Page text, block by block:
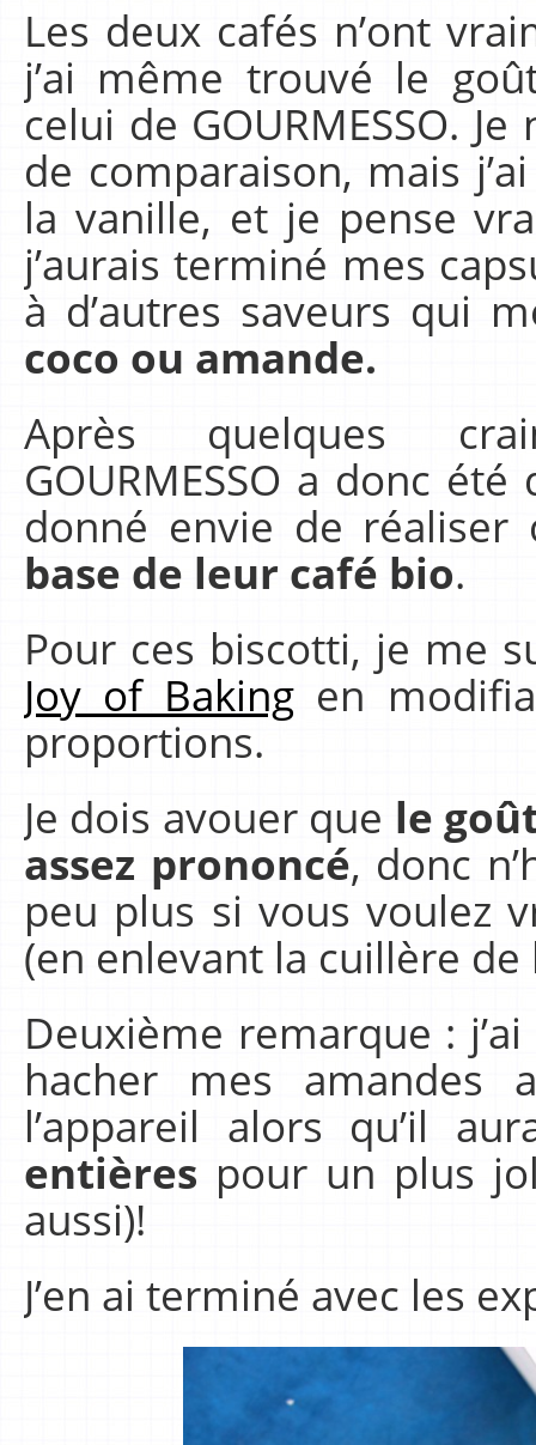
Les deux cafés n’ont
j’ai même trouvé le
celui de GOURMESSO.
de comparaison, mais
la vanille, et je pense
j’aurais terminé mes
à d’autres saveurs qui
coco ou amande.
Après quelques
GOURMESSO a donc
donné envie de
base de leur café bio.
Pour ces biscotti, je me
Joy of Baking en
proportions.
Je dois avouer que le
assez prononcé, donc
peu plus si vous voulez
(en enlevant la cuillère
Deuxième remarque :
hacher mes amandes
l’appareil alors qu’il
entières pour un plus
aussi)!
J’en ai terminé avec les